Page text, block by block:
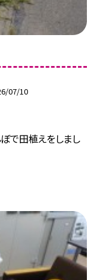
07/10
で田植えをしまし